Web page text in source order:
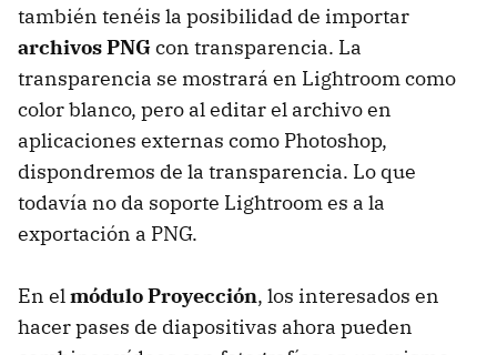
también tenéis la posibilidad de importar
archivos PNGcon transparencia. La
transparencia se mostrará en Lightroom como
color blanco, pero al editar el archivo en
aplicaciones externas como Photoshop,
dispondremos de la transparencia. Lo que
todavía no da soporte Lightroom es a la
exportación a PNG.
En elmódulo Proyección, los interesados en
hacer pases de diapositivas ahora pueden